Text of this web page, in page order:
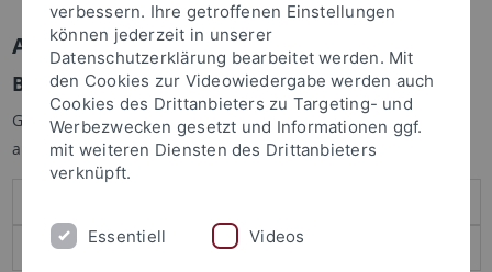
Anmelden
Benutzeranmeldung
Geben Sie Ihren Benutzernamen und Ihr Passwort an um sich
anzumelden:
verbessern. Ihre getroffenen Einstellungen
können jederzeit in unserer
Datenschutzerklärung bearbeitet werden. Mit
den Cookies zur Videowiedergabe werden auch
Cookies des Drittanbieters zu Targeting- und
Werbezwecken gesetzt und Informationen ggf.
mit weiteren Diensten des Drittanbieters
verknüpft.
Essentiell Videos